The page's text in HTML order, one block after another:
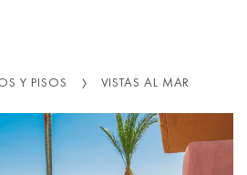
Y PISOS VISTAS AL MAR